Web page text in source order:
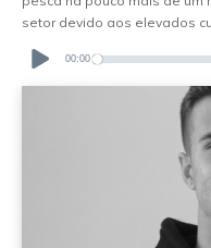
setor devido aos elevados
Player 00:00